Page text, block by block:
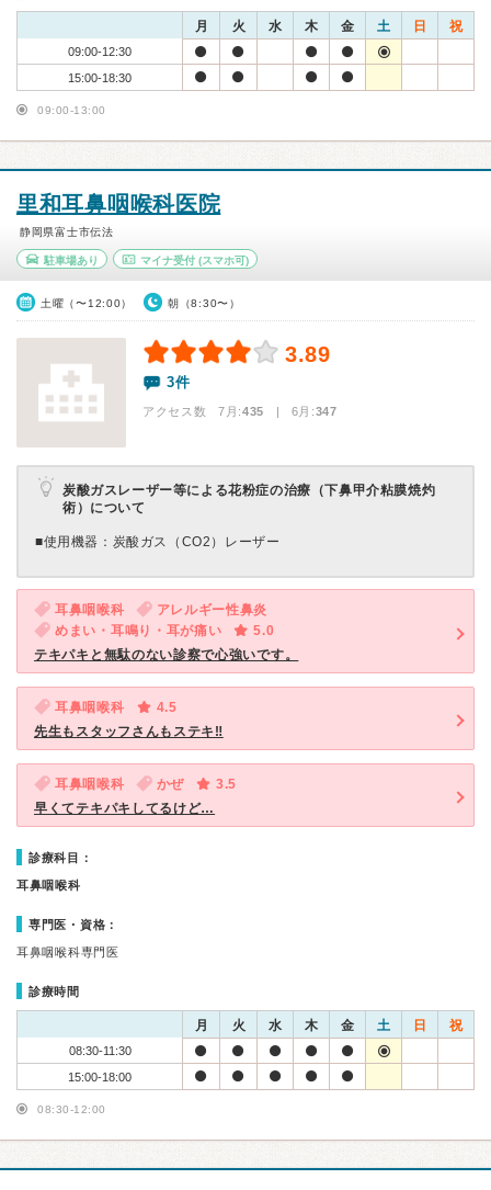
月 火 水 木 金 土 日 祝
09:00-12:30
15:00-18:30
09:00-13:00
里和耳鼻咽喉科医院
静岡県富士市伝法
駐車場あり マイナ受付(スマホ可)
土曜（〜12:00） 朝（8:30〜）
3.89
3件
アクセス数 7月:435 | 6月:347
炭酸ガスレーザー等による花粉症の治療（下鼻甲介粘膜焼灼
術）について
■使用機器：炭酸ガス（CO2）レーザー
耳鼻咽喉科
アレルギー性鼻炎
めまい・耳鳴り・耳が痛い
5.0
テキパキと無駄のない診察で心強いです。
耳鼻咽喉科
4.5
先生もスタッフさんもステキ‼︎
耳鼻咽喉科 かぜ
3.5
早くてテキパキしてるけど…
診療科目：
耳鼻咽喉科
専門医・資格：
耳鼻咽喉科専門医
診療時間
月 火 水 木 金 土 日 祝
08:30-11:30
15:00-18:00
08:30-12:00